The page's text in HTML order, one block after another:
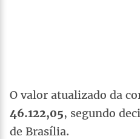
O valor atualizado da
46.122,05, segundo
de Brasília.